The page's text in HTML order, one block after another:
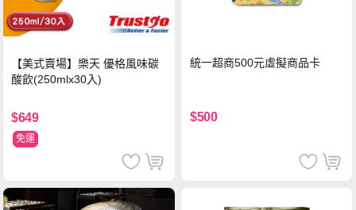
【美式賣場】樂天 優格風味碳
酸飲(250mlx30入)
$649
免運
統一超商500元虛擬商品卡
$500